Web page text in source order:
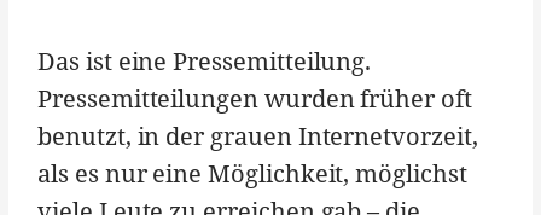
Das ist eine Pressemitteilung.
Pressemitteilungen wurden früher oft
benutzt, in der grauen Internetvorzeit,
als es nur eine Möglichkeit, möglichst